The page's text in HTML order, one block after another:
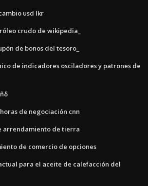
usd lkr
crudo de wikipedia_
de bonos del tesoro_
de indicadores osciladores y patrones de
de negociación cnn
arrendamiento de tierra
de comercio de opciones
para el aceite de calefacción del